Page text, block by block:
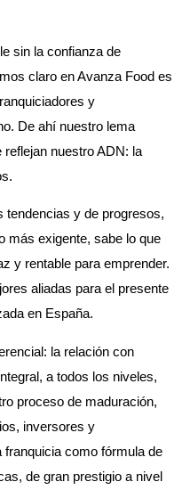
sin la confianza de
claro en Avanza Food es
y
De ahí nuestro lema
reflejan nuestro ADN: la
tendencias y de progresos,
más exigente, sabe lo que
y rentable para emprender.
aliadas para el presente
en España.
la relación con
a todos los niveles,
proceso de maduración,
inversores y
como fórmula de
de gran prestigio a nivel